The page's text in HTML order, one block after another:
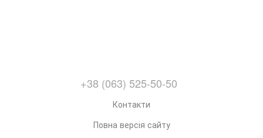
+38 (063) 525-50-50
Контакти
Повна версія сайту